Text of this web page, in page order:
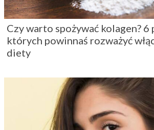
Czy warto spożywać kolagen? 6
których powinnaś rozważyć
diety